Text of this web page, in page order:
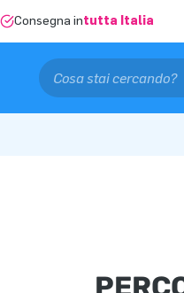
Consegna intutta Italia